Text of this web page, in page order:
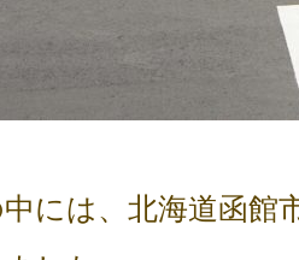
には、北海道函館